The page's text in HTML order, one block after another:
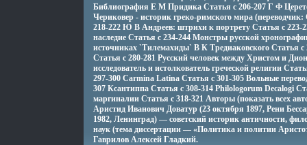
Библиография Е М Придика Статья c 206-207 Г Ф
Чериковер - историк греко-римского мира
218-222 Ю В Андреев: штрихи к портрету Статья c 223-
наследие Статья c 234-244 Монстры русской
источниках `Тилемахиды` В К Тредиаковского Статья c
Статья c 280-281 Русский человек между Христом и
исследователь и истолкователь греческой религии
297-300 Carmina Latina Статья c 301-305 Вольные
307 Ксантиппа Статья c 308-314 Philologorum Decalogi
маргиналии Статья c 318-321 Авторы (показать всех
Аристид Иванович Доватур (23 октября 1897, Рени
1982, Ленинград) — советский историк античности,
наук (тема диссертации — «Политика и политии
Гаврилов Алексей Гладкий.